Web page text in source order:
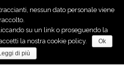
molto per la pace!
nessun dato personale viene
raccolto.
su un link o proseguendo la
la nostra cookie policy.
Ok
di più